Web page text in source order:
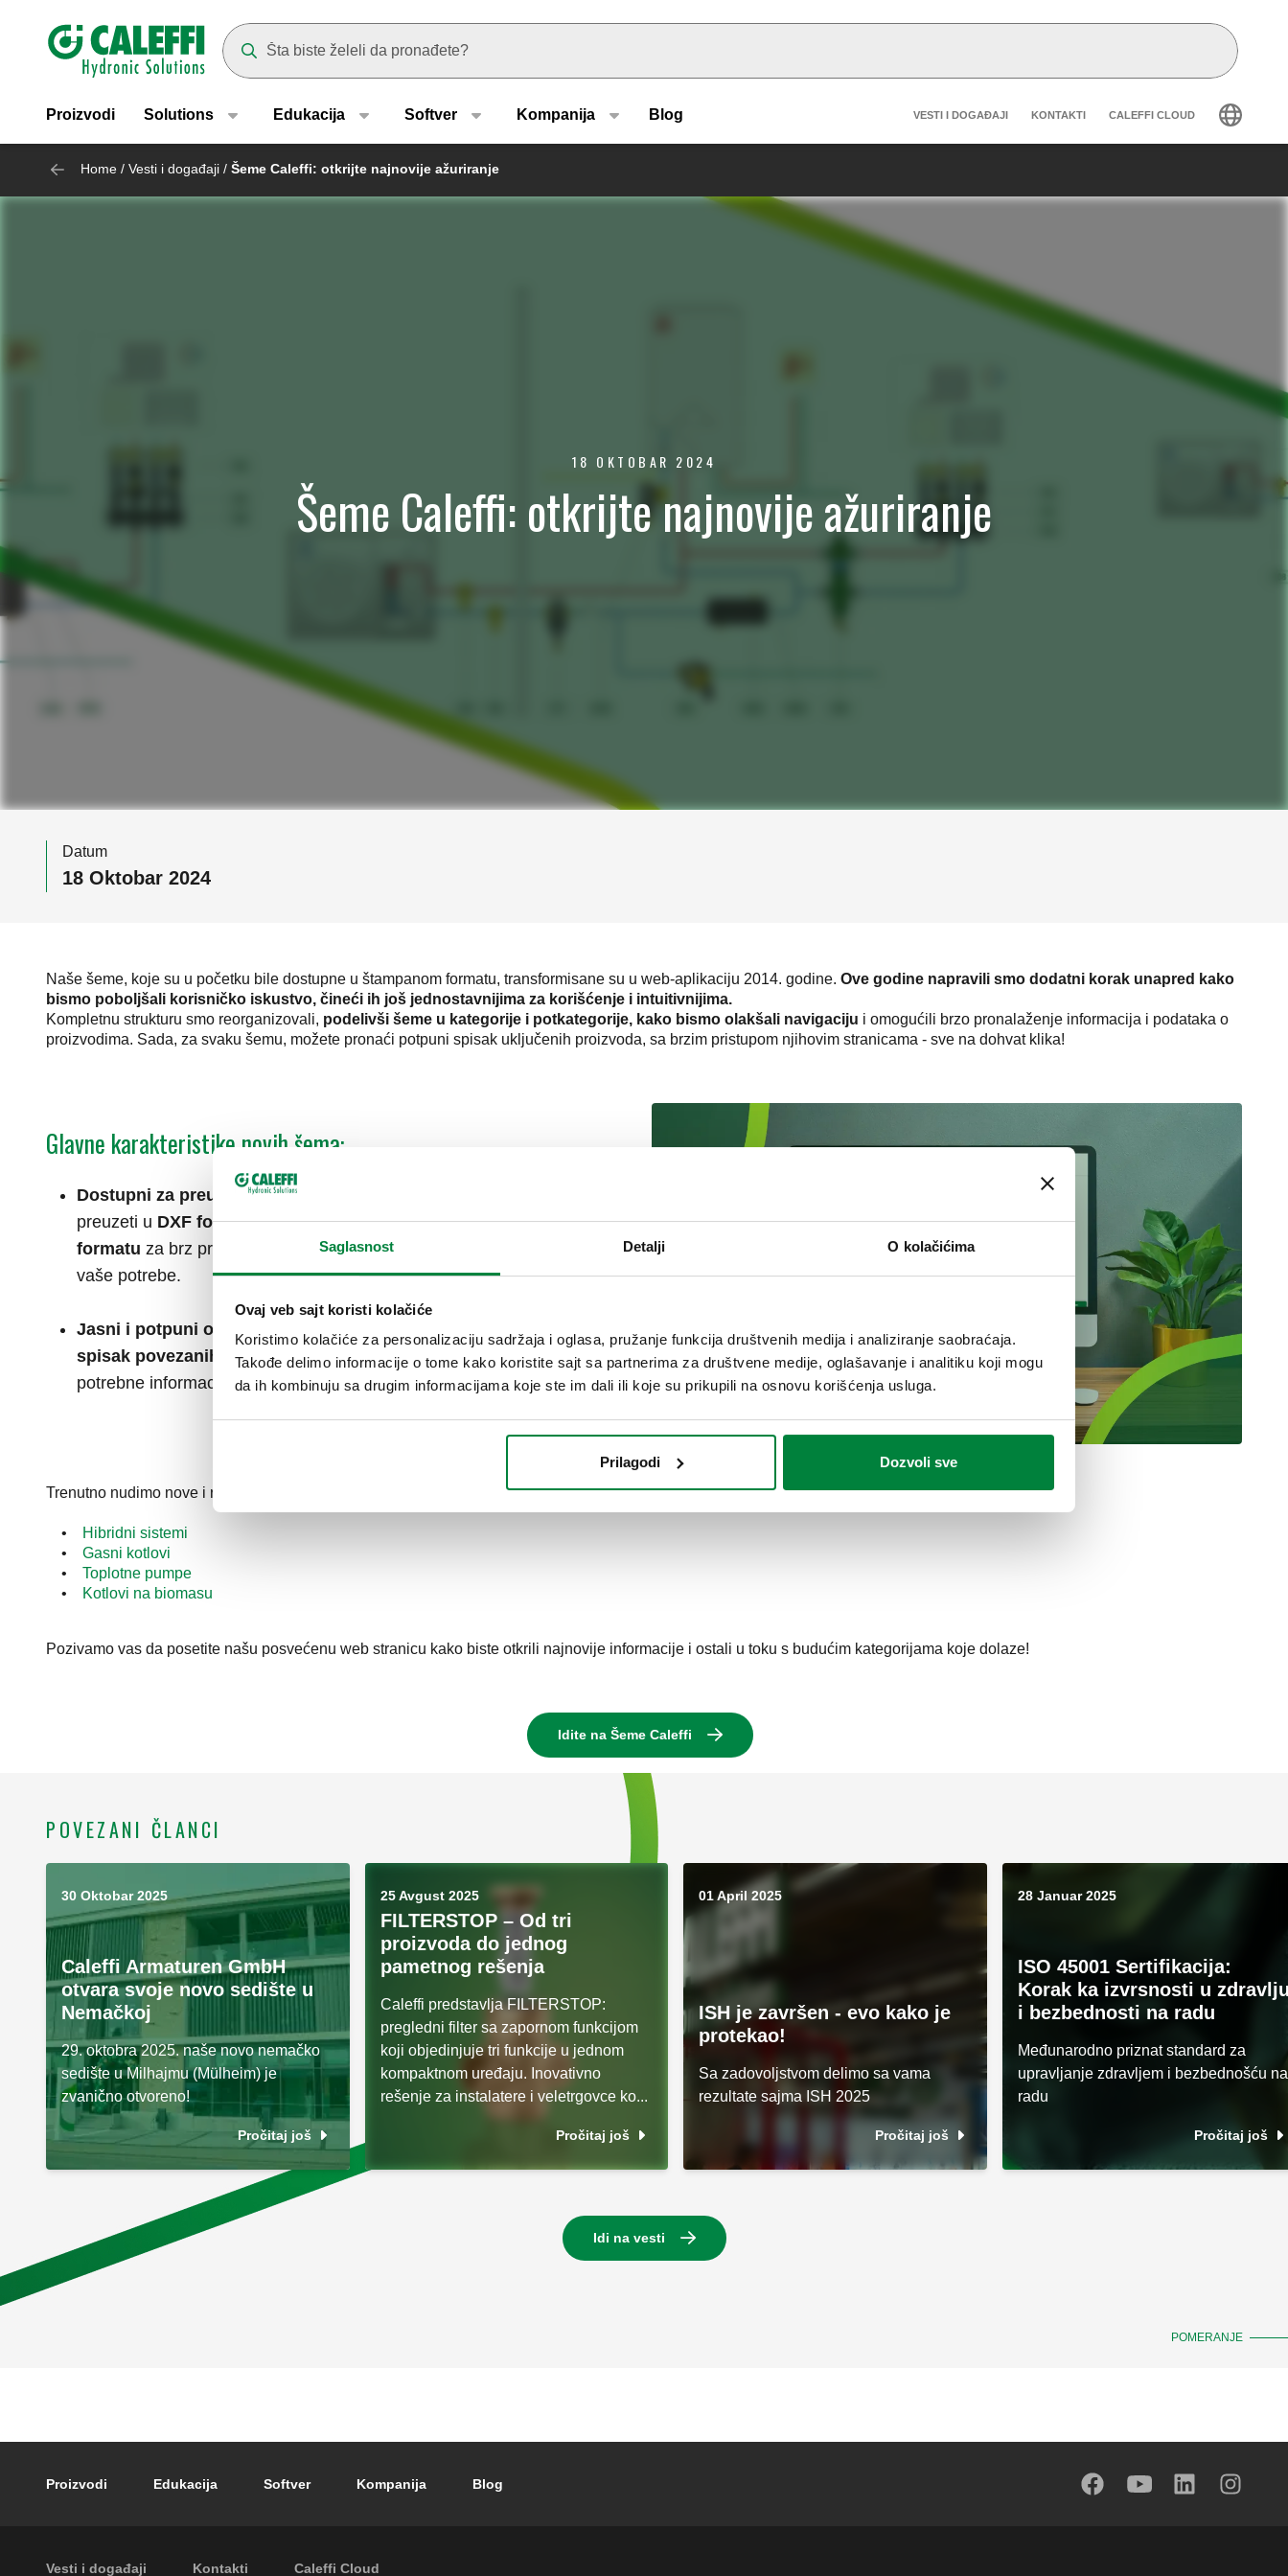
Saglasnost Detalji O kolačićima
Ovaj veb sajt koristi kolačiće
Koristimo kolačiće za personalizaciju sadržaja i oglasa, pružanje funkcija društvenih medija i analiziranje saobraćaja.
Takođe delimo informacije o tome kako koristite sajt sa partnerima za društvene medije, oglašavanje i analitiku koji mogu
da ih kombinuju sa drugim informacijama koje ste im dali ili koje su prikupili na osnovu korišćenja usluga.
Prilagodi Dozvoli sve
Header main navigation
Proizvodi Solutions Edukacija Softver Kompanija Blog Header secondary navigation
VESTI I DOGAĐAJI KONTAKTI CALEFFI CLOUD
Home / Vesti i događaji / Šeme Caleffi: otkrijte najnovije ažuriranje
18 OKTOBAR 2024
Šeme Caleffi: otkrijte najnovije ažuriranje
Datum
18 Oktobar 2024
Naše šeme, koje su u početku bile dostupne u štampanom formatu, transformisane su u web-aplikaciju 2014. godine. Ove godine napravili smo dodatni korak unapred kako
bismo poboljšali korisničko iskustvo, čineći ih još jednostavnijima za korišćenje i intuitivnijima.
Kompletnu strukturu smo reorganizovali, podelivši šeme u kategorije i potkategorije, kako bismo olakšali navigaciju i omogućili brzo pronalaženje informacija i podataka o
proizvodima. Sada, za svaku šemu, možete pronaći potpuni spisak uključenih proizvoda, sa brzim pristupom njihovim stranicama - sve na dohvat klika!
Glavne karakteristike novih šema:
Dostupni za preuzimanje u različitim formatima:
preuzeti u DXF formatuza integraciju u vaše AutoCAD projekte ili uPDF
formatu za brz pregled strukture i proveru da li je to idealno rešenje za
vaše potrebe.
Jasni i potpuni opisi
spisak povezanih proizvoda, kako biste brzo i jednostavno dobili sve
potrebne informacije.
Trenutno nudimo nove i revidirane šeme kako bismo pratili najnovije trendove u razvoju sistema:
•
Hibridni sistemi
• Gasni kotlovi
• Toplotne pumpe
•
Kotlovi na biomasu
Pozivamo vas da posetite našu posvećenu web stranicu kako biste otkrili najnovije informacije i ostali u toku s budućim kategorijama koje dolaze!
Idite na Šeme Caleffi
POVEZANI ČLANCI
30 Oktobar 2025
Caleffi Armaturen GmbH
otvara svoje novo sedište u
Nemačkoj
29. oktobra 2025. naše novo nemačko
sedište u Milhajmu (Mülheim) je
zvanično otvoreno!
Pročitaj još
25 Avgust 2025
FILTERSTOP – Od tri
proizvoda do jednog
pametnog rešenja
Caleffi predstavlja FILTERSTOP:
pregledni filter sa zapornom funkcijom
koji objedinjuje tri funkcije u jednom
kompaktnom uređaju. Inovativno
rešenje za instalatere i veletrgovce ko...
Pročitaj još
01 April 2025
ISH je završen - evo kako je
protekao!
Sa zadovoljstvom delimo sa vama
rezultate sajma ISH 2025
Pročitaj još
28 Januar 2025
ISO 45001 Sertifikacija:
Korak ka izvrsnosti u
i bezbednosti na radu
Međunarodno priznat standard za
upravljanje zdravljem i bezbednošću na
radu
Pročitaj još
POMERANJE
Idi na vesti
Footer main navigation
Proizvodi Edukacija Softver Kompanija Blog
Vesti i događaji Kontakti Caleffi Cloud